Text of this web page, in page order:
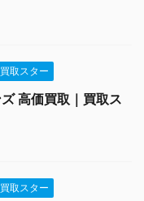
取スター
高価買取｜買取ス
取スター